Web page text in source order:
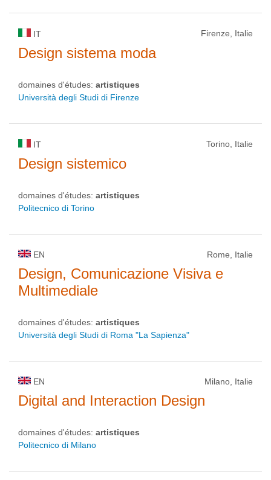
IT Firenze, Italie
Design sistema moda
domaines d'études: artistiques
Università degli Studi di Firenze
IT Torino, Italie
Design sistemico
domaines d'études: artistiques
Politecnico di Torino
EN Rome, Italie
Design, Comunicazione Visiva e
Multimediale
domaines d'études: artistiques
Università degli Studi di Roma "La Sapienza"
EN Milano, Italie
Digital and Interaction Design
domaines d'études: artistiques
Politecnico di Milano